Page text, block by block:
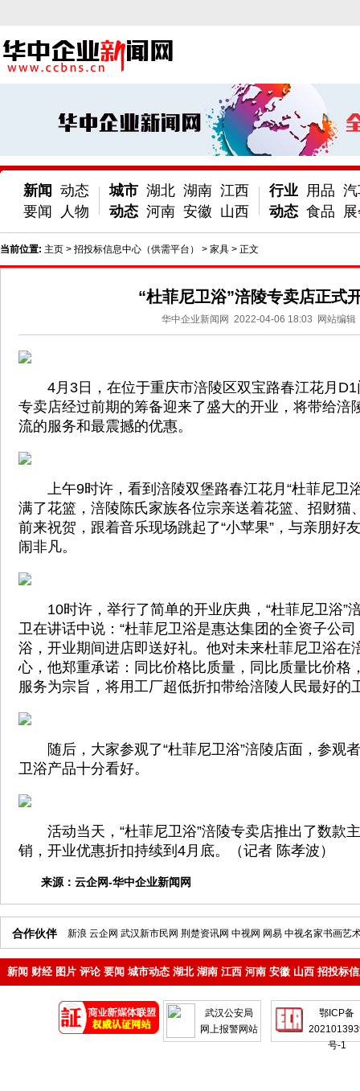
新闻
要闻
动态
人物
城市
动态
湖北 湖南 江西
河南 安徽 山西
行业
动态
用品
食品
当前位置: 主页 > 招投标信息中心（供需平台） > 家具 > 正文
“杜菲尼卫浴”涪陵专卖店正式
华中企业新闻网 2022-04-06 18:03 网站编辑
4月3日，在位于重庆市涪陵区双宝路春江花月D1
专卖店经过前期的筹备迎来了盛大的开业，将带给涪
流的服务和最震撼的优惠。
上午9时许，看到涪陵双堡路春江花月“杜菲尼卫
满了花篮，涪陵陈氏家族各位宗亲送着花篮、招财猫
前来祝贺，跟着音乐现场跳起了“小苹果”，与亲朋好
闹非凡。
10时许，举行了简单的开业庆典，“杜菲尼卫浴”
卫在讲话中说：“杜菲尼卫浴是惠达集团的全资子公
浴，开业期间进店即送好礼。他对未来杜菲尼卫浴在
心，他郑重承诺：同比价格比质量，同比质量比价格
服务为宗旨，将用工厂超低折扣带给涪陵人民最好的
随后，大家参观了“杜菲尼卫浴”涪陵店面，参观
卫浴产品十分看好。
活动当天，“杜菲尼卫浴”涪陵专卖店推出了数款
销，开业优惠折扣持续到4月底。（记者 陈孝波）
来源： 云企网-华中企业新闻网
合作伙伴 新浪 云企网 武汉新市民网 荆楚资讯网 中视网 网易 中视名家书画艺
新闻 财经 图片 评论 要闻 城市动态 湖北 湖南 江西 河南 安徽 山西 招投标
武汉公安局
网上报警网站
鄂ICP备
号-1